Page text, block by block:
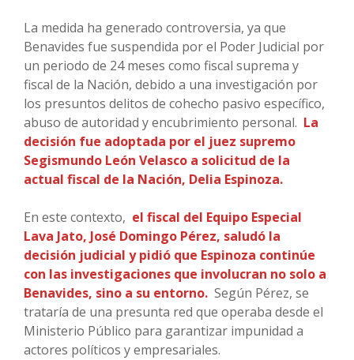
La medida ha generado controversia, ya que
Benavides fue suspendida por el Poder Judicial por
un periodo de 24 meses como fiscal suprema y
fiscal de la Nación, debido a una investigación por
los presuntos delitos de cohecho pasivo específico,
abuso de autoridad y encubrimiento personal. La
decisión fue adoptada por el juez supremo
Segismundo León Velasco a solicitud de la
actual fiscal de la Nación, Delia Espinoza.
En este contexto, el fiscal del Equipo Especial
Lava Jato, José Domingo Pérez, saludó la
decisión judicial y pidió que Espinoza continúe
con las investigaciones que involucran no solo a
Benavides, sino a su entorno. Según Pérez, se
trataría de una presunta red que operaba desde el
Ministerio Público para garantizar impunidad a
actores políticos y empresariales.